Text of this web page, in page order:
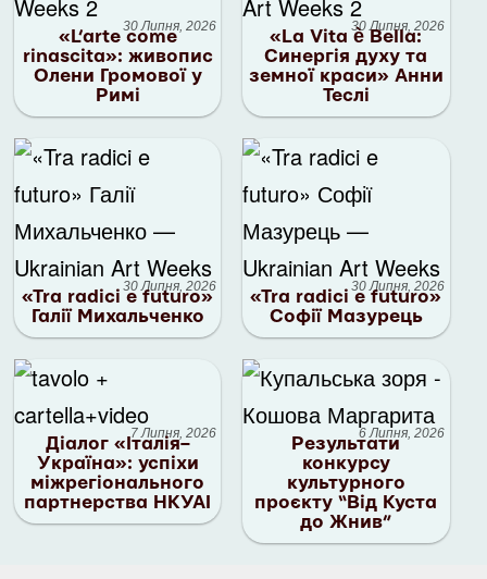
30 Липня, 2026
«L’arte come
rinascita»: живопис
Олени Громової у
Римі
30 Липня, 2026
«La Vita è Bella:
Синергія духу та
земної краси» Анни
Теслі
30 Липня, 2026
«Tra radici e futuro»
Галії Михальченко
30 Липня, 2026
«Tra radici e futuro»
Софії Мазурець
7 Липня, 2026
Діалог «Італія–
Україна»: успіхи
міжрегіонального
партнерства НКУАІ
6 Липня, 2026
Результати
конкурсу
культурного
проєкту “Від Куста
до Жнив”